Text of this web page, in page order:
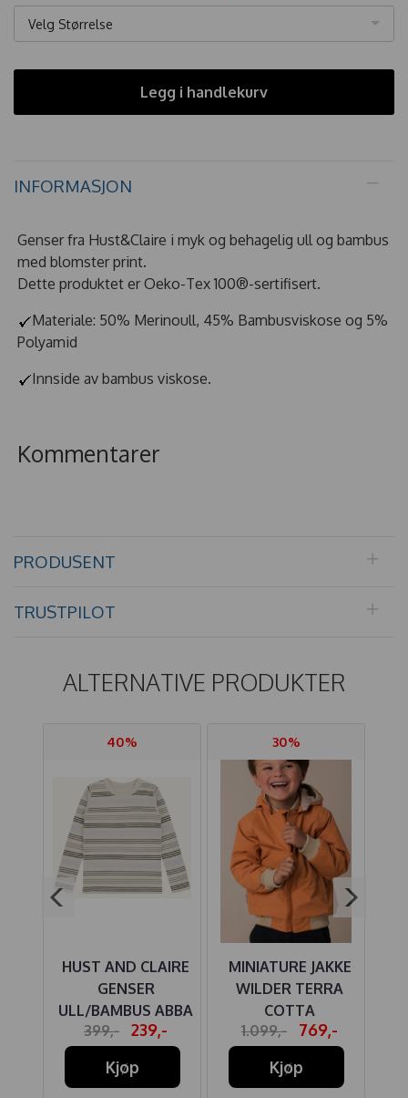
Velg Størrelse
Legg i handlekurv
INFORMASJON
Genser fra Hust&Claire i myk og behagelig ull og bambus
med blomster print.
Dette produktet er Oeko-Tex 100®-sertifisert.
Materiale: 50% Merinoull, 45% Bambusviskose og 5%
Polyamid
Innside av bambus viskose.
Kommentarer
PRODUSENT
TRUSTPILOT
ALTERNATIVE PRODUKTER
40%
HUST AND CLAIRE
GENSER
ULL/BAMBUS ABBA
STRIPES FRENCH
399,-
239,-
Kjøp
30%
MINIATURE JAKKE
WILDER TERRA
COTTA
1.099,-
769,-
Kjøp